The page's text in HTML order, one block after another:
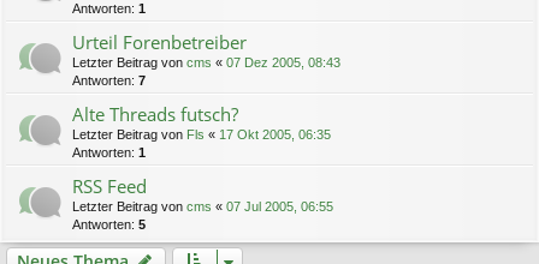
Antworten: 1
Urteil Forenbetreiber
Letzter Beitrag von cms « 07 Dez 2005, 08:43
Antworten: 7
Alte Threads futsch?
Letzter Beitrag von Fls « 17 Okt 2005, 06:35
Antworten: 1
RSS Feed
Letzter Beitrag von cms « 07 Jul 2005, 06:55
Antworten: 5